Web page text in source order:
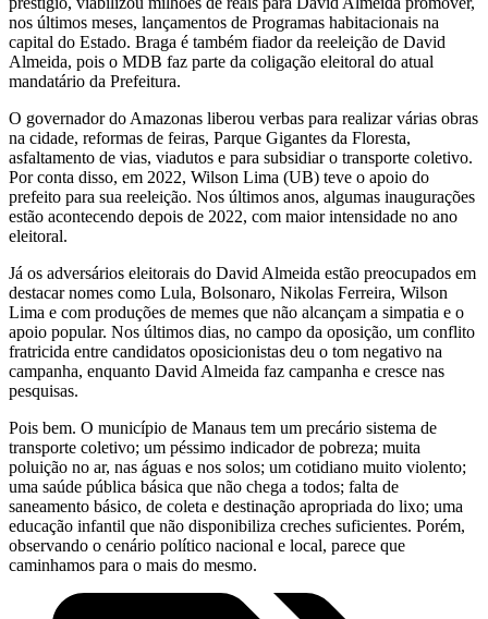
nos últimos meses, lançamentos de Programas habitacionais na
capital do Estado. Braga é também fiador da reeleição de David
Almeida, pois o MDB faz parte da coligação eleitoral do atual
mandatário da Prefeitura.
O governador do Amazonas liberou verbas para realizar várias obras
na cidade, reformas de feiras, Parque Gigantes da Floresta,
asfaltamento de vias, viadutos e para subsidiar o transporte coletivo.
Por conta disso, em 2022, Wilson Lima (UB) teve o apoio do
prefeito para sua reeleição. Nos últimos anos, algumas inaugurações
estão acontecendo depois de 2022, com maior intensidade no ano
eleitoral.
Já os adversários eleitorais do David Almeida estão preocupados em
destacar nomes como Lula, Bolsonaro, Nikolas Ferreira, Wilson
Lima e com produções de memes que não alcançam a simpatia e o
apoio popular. Nos últimos dias, no campo da oposição, um conflito
fratricida entre candidatos oposicionistas deu o tom negativo na
campanha, enquanto David Almeida faz campanha e cresce nas
pesquisas.
Pois bem. O município de Manaus tem um precário sistema de
transporte coletivo; um péssimo indicador de pobreza; muita
poluição no ar, nas águas e nos solos; um cotidiano muito violento;
uma saúde pública básica que não chega a todos; falta de
saneamento básico, de coleta e destinação apropriada do lixo; uma
educação infantil que não disponibiliza creches suficientes. Porém,
observando o cenário político nacional e local, parece que
caminhamos para o mais do mesmo.